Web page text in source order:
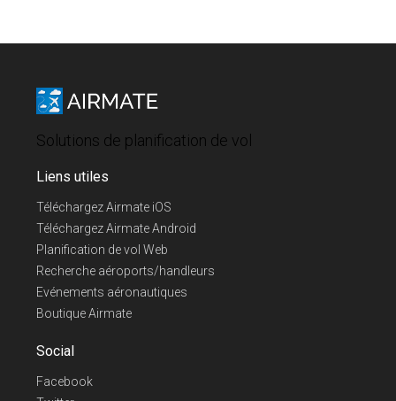
Solutions de planification de vol
Liens utiles
Téléchargez Airmate iOS
Téléchargez Airmate Android
Planification de vol Web
Recherche aéroports/handleurs
Evénements aéronautiques
Boutique Airmate
Social
Facebook